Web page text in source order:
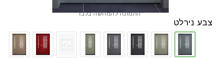
*התמונה להמחשה בלבד
צבע נירלט